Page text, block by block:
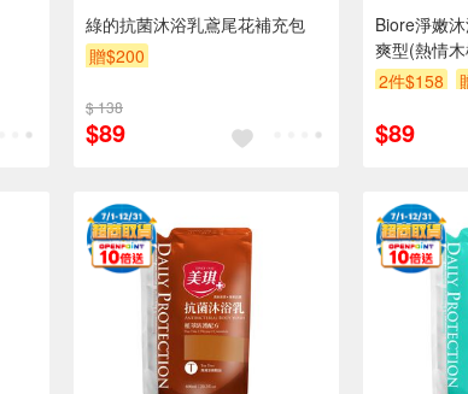
綠的抗菌沐浴乳鳶尾花補充包
贈$200
$ 138
$89
Biore淨嫩
爽型(熱情
2件$158
$89